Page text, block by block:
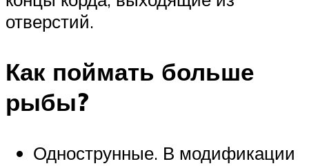
отверстий.
Как поймать больше
рыбы?
Однострунные. В модификации